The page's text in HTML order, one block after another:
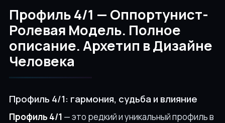
Профиль 4/1 — Оппортунист-
Ролевая Модель. Полное
описание. Архетип в Дизайне
Человека
Профиль 4/1: гармония, судьба и влияние
Профиль 4/1 — это редкий и уникальный профиль в